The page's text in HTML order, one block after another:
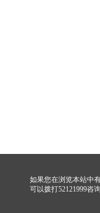
如果您在浏览本站中
可以拨打52121999咨